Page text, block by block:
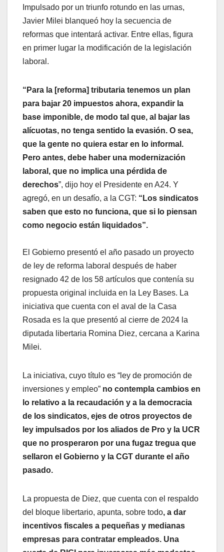
Impulsado por un triunfo rotundo en las urnas,
Javier Milei blanqueó hoy la secuencia de
reformas que intentará activar. Entre ellas, figura
en primer lugar la modificación de la legislación
laboral.
“Para la [reforma] tributaria tenemos un plan
para bajar 20 impuestos ahora, expandir la
base imponible, de modo tal que, al bajar las
alícuotas, no tenga sentido la evasión. O sea,
que la gente no quiera estar en lo informal.
Pero antes, debe haber una modernización
laboral, que no implica una pérdida de
derechos”, dijo hoy el Presidente en A24. Y
agregó, en un desafío, a la CGT: “Los sindicatos
saben que esto no funciona, que si lo piensan
como negocio están liquidados”.
El Gobierno presentó el año pasado un proyecto
de ley de reforma laboral después de haber
resignado 42 de los 58 artículos que contenía su
propuesta original incluida en la Ley Bases. La
iniciativa que cuenta con el aval de la Casa
Rosada es la que presentó al cierre de 2024 la
diputada libertaria Romina Diez, cercana a Karina
Milei.
La iniciativa, cuyo título es “ley de promoción de
inversiones y empleo” no contempla cambios en
lo relativo a la recaudación y a la democracia
de los sindicatos, ejes de otros proyectos de
ley impulsados por los aliados de Pro y la UCR
que no prosperaron por una fugaz tregua que
sellaron el Gobierno y la CGT durante el año
pasado.
La propuesta de Diez, que cuenta con el respaldo
del bloque libertario, apunta, sobre todo, a dar
incentivos fiscales a pequeñas y medianas
empresas para contratar empleados. Una